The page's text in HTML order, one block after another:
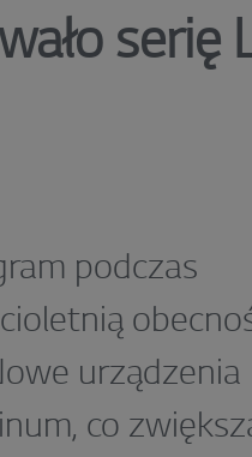
serię
podczas
urządzenia
co